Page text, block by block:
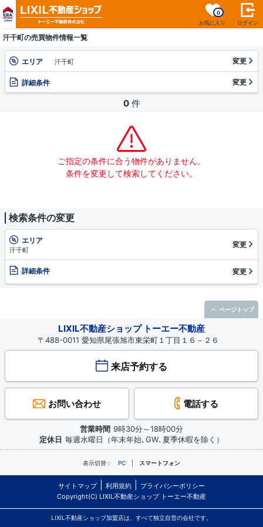
お気に入り
0
ログイン
汗干町の売買物件情報一覧
エリア 汗干町 変更
詳細条件 変更
0 件
ご指定の条件に合う物件がありません。
条件を変更して検索してください。
検索条件の変更
エリア
汗干町
変更
詳細条件 変更
LIXIL不動産ショップ トーエー不動産
〒488-0011 愛知県尾張旭市東栄町１丁目１６－２６
来店予約する
お問い合わせ 電話する
営業時間 9時30分～18時00分
定休日 毎週水曜日（年末年始､GW､夏季休暇を除く）
表示切替： PC スマートフォン
サイトマップ 利用規約
プライバシーポリシー
Copyright(C) LIXIL不動産ショップ トーエー不動産
LIXIL不動産ショップ加盟店は、すべて独立自営の会社です。
ページトップ